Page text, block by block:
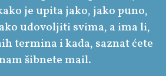
je upita jako, jako puno,
udovoljiti svima, a ima li,
termina i kada, saznat ćete
šibnete mail.